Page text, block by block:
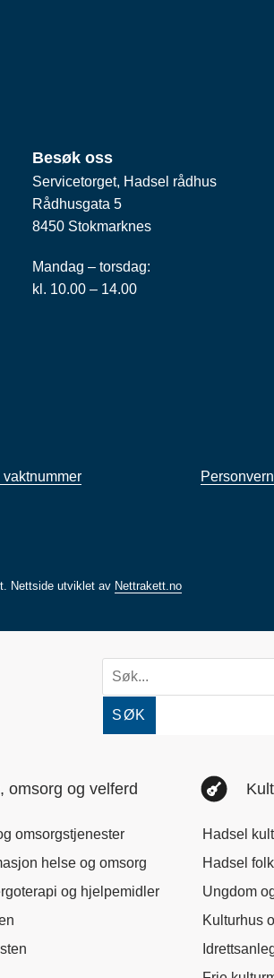
Besøk oss
Servicetorget, Hadsel rådhus
Rådhusgata 5
8450 Stokmarknes
Mandag – torsdag:
kl. 10.00 – 14.00
vaktnummer
Nettside utviklet av Nettrakett.no
SØK
omsorg og velferd
omsorgstjenester
helse og omsorg
og hjelpemidler
Hadsel
Hadsel
Ungdom
Kulturhus